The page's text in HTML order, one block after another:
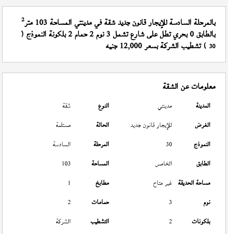
بالمرحلة السادسة للإيجار قانون جديد شقة في مدينتي المساحة 103 متر 2
بالطابق 0 بحري تطل على شارع تشمل 3 نوم 2 حمام 2 بلكونة النموذج (
30 ) تشطيب الشركة بسعر 12,000 جنيه
معلومات عن الشقة
المدينة مدينتي النوع
شقة
الغرض
للإيجار قانون جديد الحالة
مستلمة
النموذج
30 المرحلة
السادسة
الطابق
الخامس المساحة
103
مساحة الحديقة غير متاح مطابخ
1
نوم
3 حمامات
2
بلكونات
2 التشطيب
الشركة